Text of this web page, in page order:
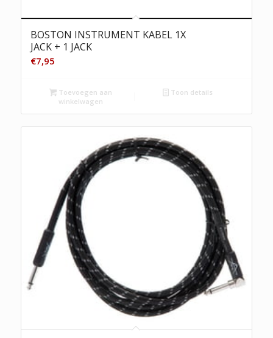
BOSTON INSTRUMENT KABEL 1X
JACK + 1 JACK
€7,95
Toevoegen aan
winkelwagen
Toon details